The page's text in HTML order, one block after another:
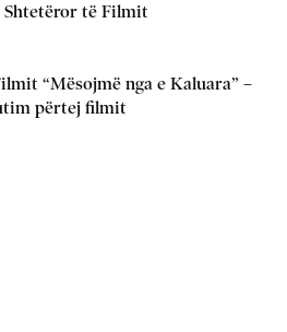
Shtetëror të Filmit
“Mësojmë nga e Kaluara” –
përtej filmit